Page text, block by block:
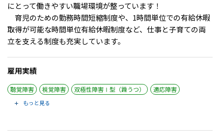
にとって働きやすい職場環境が整っています！
育児のための勤務時間短縮制度や、1時間単位での有給休暇
取得が可能な時間単位有給休暇制度など、仕事と子育ての両
立を支える制度も充実しています。
雇用実績
聴覚障害 視覚障害 双極性障害Ⅰ型（躁うつ） 適応障害
もっと見る